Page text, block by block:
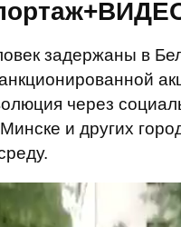
задержаны в
через
и других